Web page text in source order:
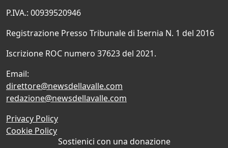
P.IVA.: 00939520946
Registrazione Presso Tribunale di Isernia N. 1 del 2016
Iscrizione ROC numero 37623 del 2021.
Email:
direttore@newsdellavalle.com
redazione@newsdellavalle.com
Privacy Policy
Cookie Policy
Sostienici con una donazione